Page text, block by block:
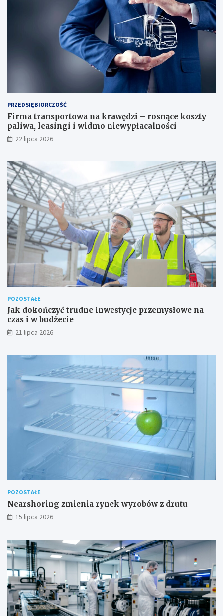
PRZEDSIĘBIORCZOŚĆ
Firma transportowa na krawędzi – rosnące koszty
paliwa, leasingi i widmo niewypłacalności
22 lipca 2026
POZOSTAŁE
Jak dokończyć trudne inwestycje przemysłowe na
czas i w budżecie
21 lipca 2026
POZOSTAŁE
Nearshoring zmienia rynek wyrobów z drutu
15 lipca 2026